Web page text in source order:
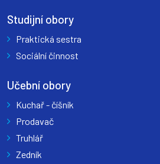
Studijní obory
Praktická sestra
Sociální činnost
Učební obory
Kuchař - číšník
Prodavač
Truhlář
Zedník